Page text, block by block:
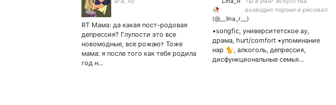
RT Мама: да какая пост-родовая
депрессия? Глупости это все
новомодные, все рожают Тоже
мама: я после того как тебя родила
год н…
возводил пороки и рисовал
ножами слов картины
▪️songfic, университетское ау,
драма, hurt/comfort ▪️упоминание
нар 🐈, алкоголь, депрессия,
дисфункциональные семья…